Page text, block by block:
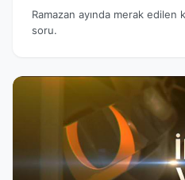
Ramazan ayında merak edilen
soru.